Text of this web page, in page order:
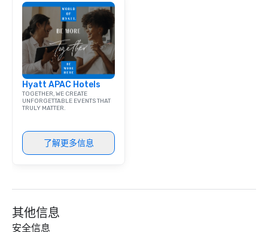
Hyatt APAC Hotels
TOGETHER, WE CREATE
UNFORGETTABLE EVENTS THAT
TRULY MATTER.
了解更多信息
其他信息
安全信息